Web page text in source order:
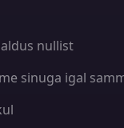
nullist
sinuga igal